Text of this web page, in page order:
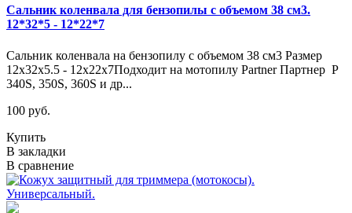
Сальник коленвала для бензопилы с объемом 38 см3.
12*32*5 - 12*22*7
Сальник коленвала на бензопилу с объемом 38 см3 Размер
12x32x5.5 - 12x22x7Подходит на мотопилу Partner Партнер P
340S, 350S, 360S и др...
100 руб.
Купить
В закладки
В сравнение